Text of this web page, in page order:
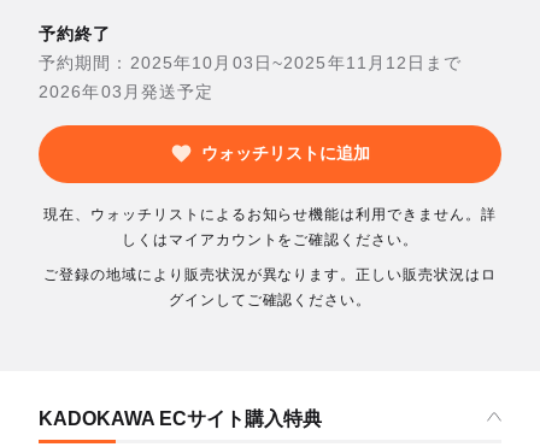
予約終了
予約期間：2025年10月03日~2025年11月12日まで
2026年03月発送予定
ウォッチリストに追加
現在、ウォッチリストによるお知らせ機能は利用できません。詳
しくはマイアカウントをご確認ください。
ご登録の地域により販売状況が異なります。正しい販売状況はロ
グインしてご確認ください。
KADOKAWA ECサイト購入特典